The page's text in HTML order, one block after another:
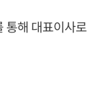
통해 대표이사로